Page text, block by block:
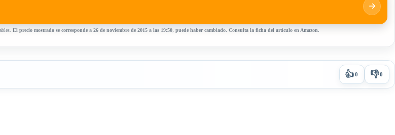
El precio mostrado se corresponde a 26 de noviembre de 2015 a las 19:50, puede haber cambiado. Consulta la ficha del artículo en Amazon.
👍0 👎0